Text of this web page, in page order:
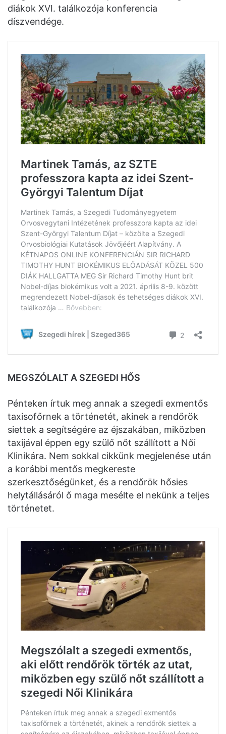
diákok XVI. találkozója konferencia
díszvendége.
MEGSZÓLALT A SZEGEDI HŐS
Pénteken írtuk meg annak a szegedi exmentős
taxisofőrnek a történetét, akinek a rendőrök
siettek a segítségére az éjszakában, miközben
taxijával éppen egy szülő nőt szállított a Női
Klinikára. Nem sokkal cikkünk megjelenése után
a korábbi mentős megkereste
szerkesztőségünket, és a rendőrök hősies
helytállásáról ő maga mesélte el nekünk a teljes
történetet.